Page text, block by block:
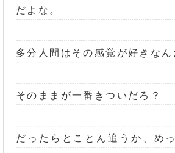
だよな。
多分人間はその感覚が好きなん
そのままが一番きついだろ？
だったらとことん追うか、め